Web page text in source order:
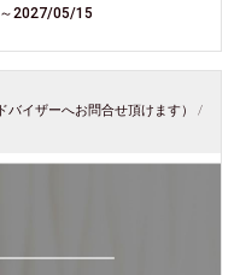
2027/05/15
バイザーへお問合せ頂けます） /